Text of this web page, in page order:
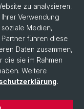
zu analysieren.
Verwendung
Medien,
führen diese
Daten zusammen,
sie im Rahmen
Weitere
.